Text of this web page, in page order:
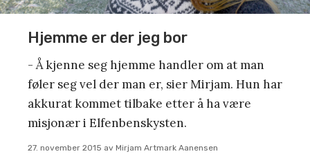
Hjemme er der jeg bor
- Å kjenne seg hjemme handler om at man
føler seg vel der man er, sier Mirjam. Hun har
akkurat kommet tilbake etter å ha være
misjonær i Elfenbenskysten.
27. november 2015 av Mirjam Artmark Aanensen